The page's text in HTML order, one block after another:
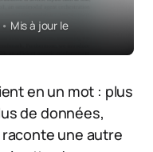
• Mis à jour le
en un mot : plus
de données,
une autre